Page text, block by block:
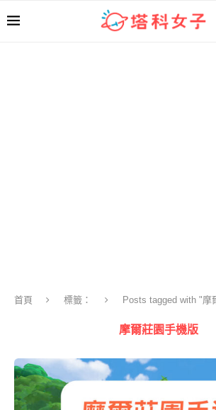
首頁 標籤： Posts tagged with "摩
摩爾莊園手機版